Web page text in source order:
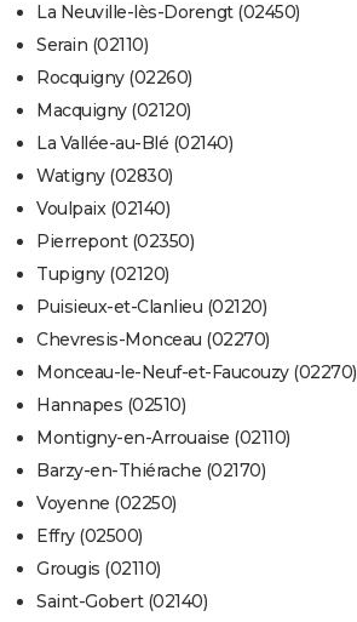
La Neuville-lès-Dorengt (02450)
Serain (02110)
Rocquigny (02260)
Macquigny (02120)
La Vallée-au-Blé (02140)
Watigny (02830)
Voulpaix (02140)
Pierrepont (02350)
Tupigny (02120)
Puisieux-et-Clanlieu (02120)
Chevresis-Monceau (02270)
Monceau-le-Neuf-et-Faucouzy (02270)
Hannapes (02510)
Montigny-en-Arrouaise (02110)
Barzy-en-Thiérache (02170)
Voyenne (02250)
Effry (02500)
Grougis (02110)
Saint-Gobert (02140)